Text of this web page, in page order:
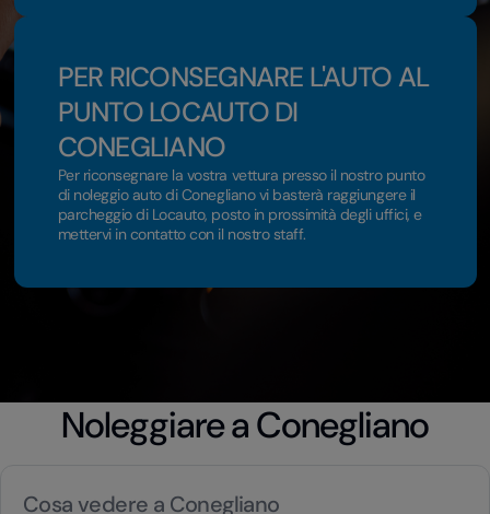
PER RICONSEGNARE L'AUTO AL
PUNTO LOCAUTO DI
CONEGLIANO
Per riconsegnare la vostra vettura presso il nostro punto
di noleggio auto di Conegliano vi basterà raggiungere il
parcheggio di Locauto, posto in prossimità degli uffici, e
mettervi in contatto con il nostro staff.
Noleggiare a Conegliano
Cosa vedere a Conegliano